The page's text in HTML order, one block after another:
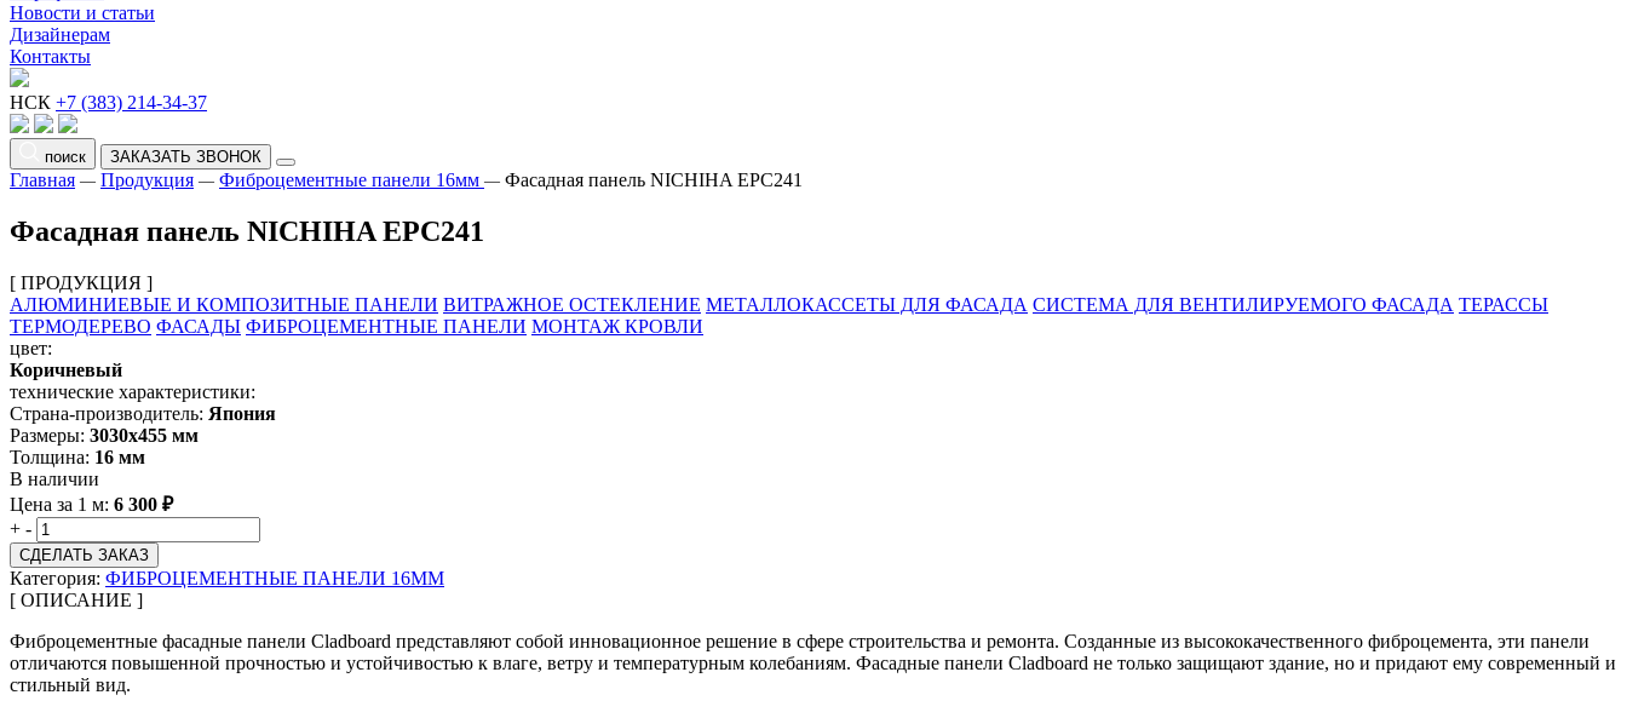
Новости и статьи
Дизайнерам
Контакты
НСК +7 (383) 214-34-37
поиск ЗАКАЗАТЬ ЗВОНОК
Главная — Продукция — Фиброцементные панели 16мм — Фасадная панель NICHIHA EPC241
Фасадная панель NICHIHA EPC241
[ ПРОДУКЦИЯ ]
АЛЮМИНИЕВЫЕ И КОМПОЗИТНЫЕ ПАНЕЛИ ВИТРАЖНОЕ ОСТЕКЛЕНИЕ МЕТАЛЛОКАССЕТЫ ДЛЯ ФАСАДА СИСТЕМА ДЛЯ ВЕНТИЛИРУЕМОГО ФАСАДА ТЕРАССЫ
ТЕРМОДЕРЕВО ФАСАДЫ ФИБРОЦЕМЕНТНЫЕ ПАНЕЛИ МОНТАЖ КРОВЛИ
цвет:
Коричневый
технические характеристики:
Страна-производитель: Япония
Размеры: 3030х455 мм
Толщина: 16 мм
В наличии
Цена за 1 м: 6 300 ₽
+ -
СДЕЛАТЬ ЗАКАЗ
Категория: ФИБРОЦЕМЕНТНЫЕ ПАНЕЛИ 16ММ
[ ОПИСАНИЕ ]
Фиброцементные фасадные панели Cladboard представляют собой инновационное решение в сфере строительства и ремонта. Созданные из высококачественного фиброцемента, эти панели
отличаются повышенной прочностью и устойчивостью к влаге, ветру и температурным колебаниям. Фасадные панели Cladboard не только защищают здание, но и придают ему современный и
стильный вид.